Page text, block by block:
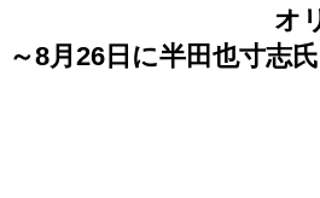
オ
～8月 26 日に半田也寸志